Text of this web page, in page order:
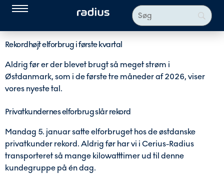
Rekordhøjt elforbrug i første kvartal
Aldrig før er der blevet brugt så meget strøm i
Østdanmark, som i de første tre måneder af 2026, viser
vores nyeste tal.
Privatkundernes elforbrug slår rekord
Mandag 5. januar satte elforbruget hos de østdanske
privatkunder rekord. Aldrig før har vi i Cerius-Radius
transporteret så mange kilowatttimer ud til denne
kundegruppe på én dag.